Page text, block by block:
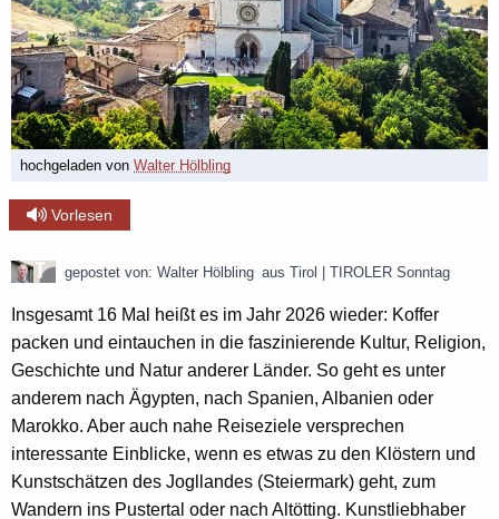
hochgeladen von Walter Hölbling
Vorlesen
gepostet von: Walter Hölbling aus Tirol | TIROLER Sonntag
Insgesamt 16 Mal heißt es im Jahr 2026 wieder: Koffer
packen und eintauchen in die faszinierende Kultur, Religion,
Geschichte und Natur anderer Länder. So geht es unter
anderem nach Ägypten, nach Spanien, Albanien oder
Marokko. Aber auch nahe Reiseziele versprechen
interessante Einblicke, wenn es etwas zu den Klöstern und
Kunstschätzen des Jogllandes (Steiermark) geht, zum
Wandern ins Pustertal oder nach Altötting. Kunstliebhaber